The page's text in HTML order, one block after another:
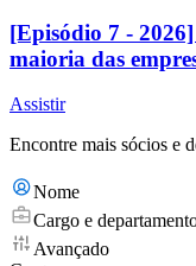
[Episódio 7 -
maioria das
Assistir
Encontre mais sócios e
Nome
Cargo e
Avançado